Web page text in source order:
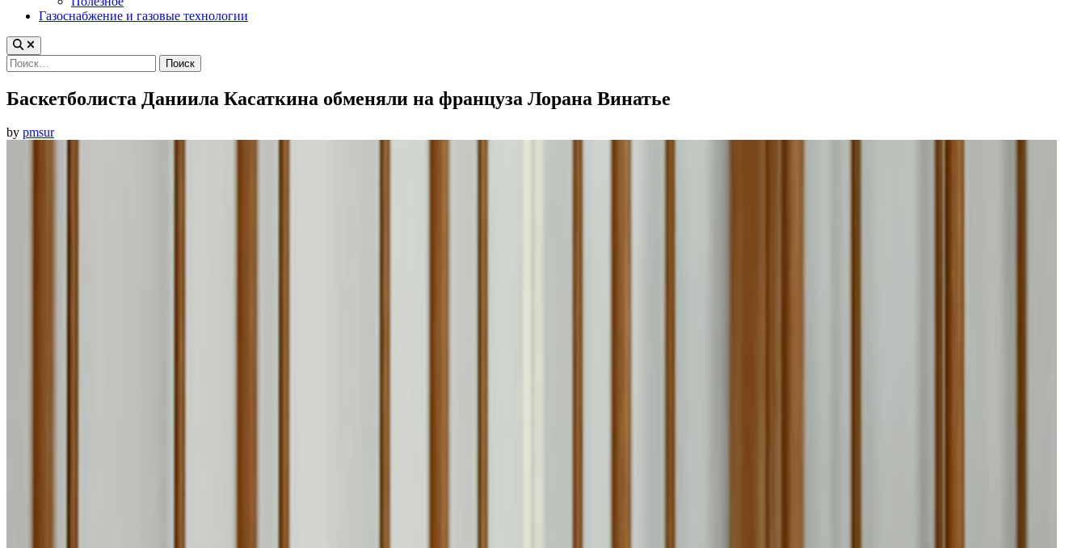
Газоснабжение и газовые технологии
Найти:
Баскетболиста Даниила Касаткина обменяли на француза Лорана Винатье
by pmsur